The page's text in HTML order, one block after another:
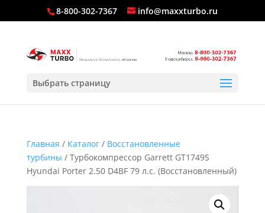
8-800-302-7367 info@maxxturbo.ru
Выбрать страницу
Главная / Каталог/ Восстановленные
турбины / Турбокомпрессор Garrett GT1749S
Hyundai Porter 2.50 D4BF 79 л.с. (Восстановленный)